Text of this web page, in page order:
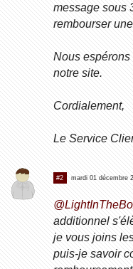
message sous
rembourser
Nous
notre site.
Cordialement,
Le Service
#2 mardi 01 décembre
additionnel
je vous joins
puis-je savoir